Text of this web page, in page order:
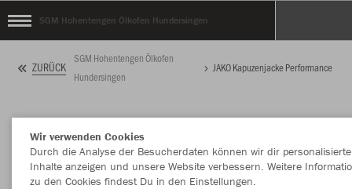
SGM Hohentengen Ölkofen Hundersingen
ZURÜCK
SGM Hohentengen Ölkofen
Hundersingen
JAKO Kapuzenjacke Performance
Wir verwenden Cookies
Durch die Analyse der Besucherdaten können wir dir personalisierte
Inhalte anzeigen und unsere Website verbessern. Weitere
zu den Cookies findest Du in den Einstellungen.